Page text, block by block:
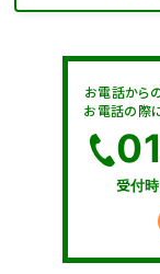
お電話から
お電話の際
受付